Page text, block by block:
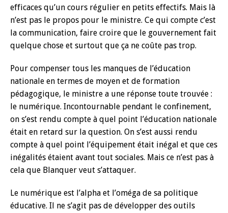
efficaces qu’un cours régulier en petits effectifs. Mais là
n’est pas le propos pour le ministre. Ce qui compte c’est
la communication, faire croire que le gouvernement fait
quelque chose et surtout que ça ne coûte pas trop.
Pour compenser tous les manques de l’éducation
nationale en termes de moyen et de formation
pédagogique, le ministre a une réponse toute trouvée :
le numérique. Incontournable pendant le confinement,
on s’est rendu compte à quel point l’éducation nationale
était en retard sur la question. On s’est aussi rendu
compte à quel point l’équipement était inégal et que ces
inégalités étaient avant tout sociales. Mais ce n’est pas à
cela que Blanquer veut s’attaquer.
Le numérique est l’alpha et l’oméga de sa politique
éducative. Il ne s’agit pas de développer des outils